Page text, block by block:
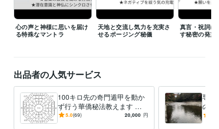
心の声と神様に思いを届け
る特殊なマントラ
天地と交流し気力を充実さ
せるポージング秘儀
真言・祝詞に
す秘密の発声
出品者の人気サービス
100キロ先の奇門遁甲を動か
ず行う華僑秘法教えます 直
伝☆遠方へ旅行しなくても方
5.0(69) 20,000 円
専用
のご